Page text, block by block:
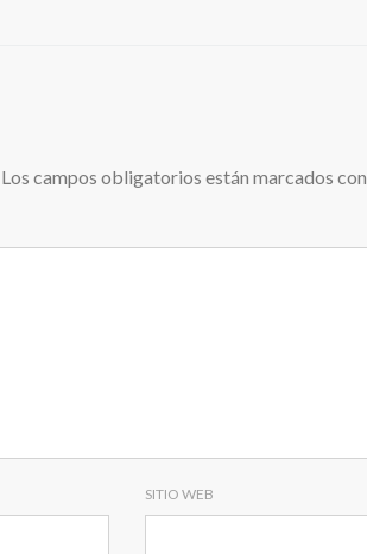
Los campos obligatorios están marcados con
SITIO WEB